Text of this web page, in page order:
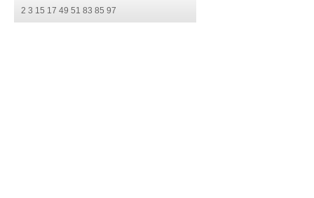
2 3 15 17 49 51 83 85 97